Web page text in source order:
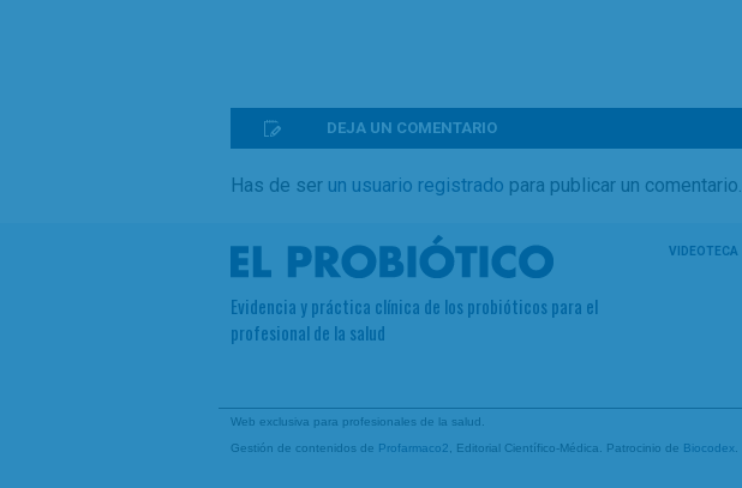
DEJA UN COMENTARIO
Has de ser un usuario registrado para publicar un comentario.
Evidencia y práctica clínica de los probióticos para el
profesional de la salud
VIDEOTECA
Web exclusiva para profesionales de la salud.
Gestión de contenidos de Profarmaco2 , Editorial Científico-Médica. Patrocinio de Biocodex